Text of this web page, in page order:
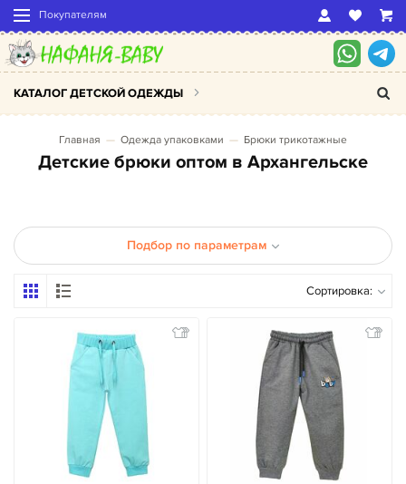
Покупателям
КАТАЛОГ ДЕТСКОЙ ОДЕЖДЫ
Главная Одежда упаковками Брюки трикотажные
Детские брюки оптом в Архангельске
Подбор по параметрам
Сортировка: